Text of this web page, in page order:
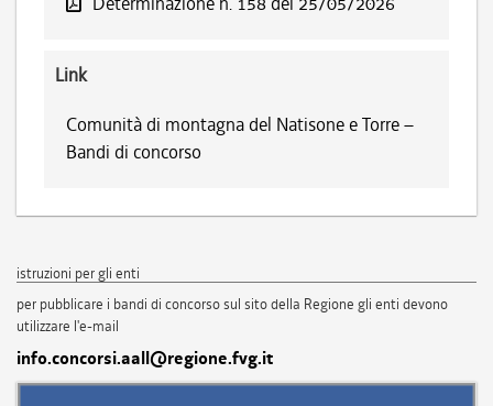
Link
Comunità di montagna del Natisone e Torre –
Bandi di concorso
istruzioni per gli enti
per pubblicare i bandi di concorso sul sito della Regione gli enti devono
utilizzare l'e-mail
info.concorsi.aall@regione.fvg.it